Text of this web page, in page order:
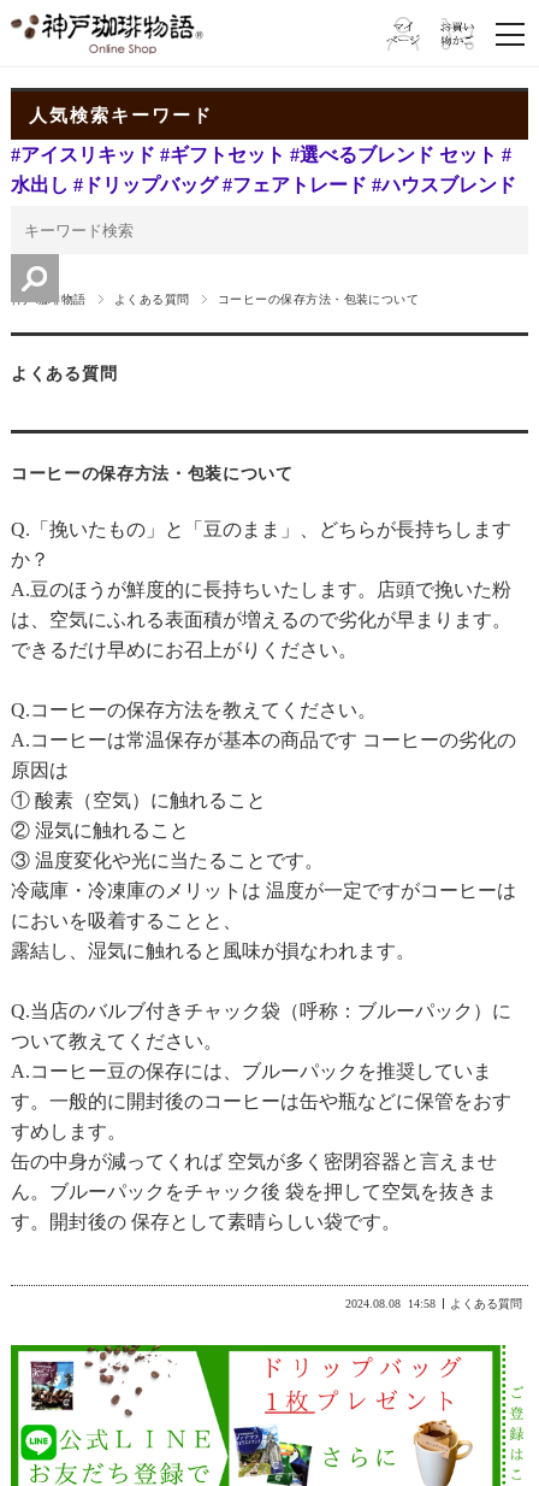
人気検索キーワード
#アイスリキッド #ギフトセット #選べるブレンド セット #
水出し #ドリップバッグ #フェアトレード #ハウスブレンド
神戸珈琲物語 よくある質問 コーヒーの保存方法・包装について
よくある質問
コーヒーの保存方法・包装について
Q.「挽いたもの」と「豆のまま」、どちらが長持ちします
か？
A.豆のほうが鮮度的に長持ちいたします。店頭で挽いた粉
は、空気にふれる表面積が増えるので劣化が早まります。
できるだけ早めにお召上がりください。
Q.コーヒーの保存方法を教えてください。
A.コーヒーは常温保存が基本の商品です コーヒーの劣化の
原因は
① 酸素（空気）に触れること
② 湿気に触れること
③ 温度変化や光に当たることです。
冷蔵庫・冷凍庫のメリットは 温度が一定ですがコーヒーは
においを吸着することと、
露結し、湿気に触れると風味が損なわれます。
Q.当店のバルブ付きチャック袋（呼称：ブルーパック）に
ついて教えてください。
A.コーヒー豆の保存には、ブルーパックを推奨していま
す。一般的に開封後のコーヒーは缶や瓶などに保管をおす
すめします。
缶の中身が減ってくれば 空気が多く密閉容器と言えませ
ん。ブルーパックをチャック後 袋を押して空気を抜きま
す。開封後の 保存として素晴らしい袋です。
2024.08.08 14:58 よくある質問